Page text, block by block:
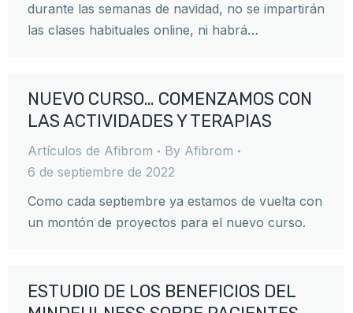
durante las semanas de navidad, no se impartirán
las clases habituales online, ni habrá…
NUEVO CURSO… COMENZAMOS CON
LAS ACTIVIDADES Y TERAPIAS
Artículos de Afibrom By Afibrom
6 de septiembre de 2022
Como cada septiembre ya estamos de vuelta con
un montón de proyectos para el nuevo curso.
ESTUDIO DE LOS BENEFICIOS DEL